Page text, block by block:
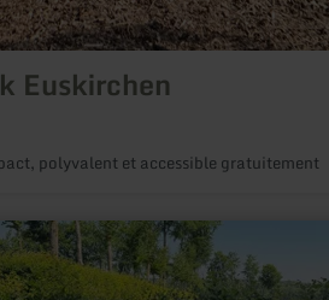
Euskirchen
polyvalent et accessible gratuitement